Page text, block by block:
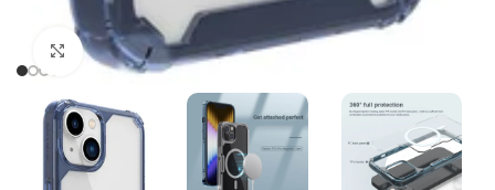
Click to enlarge